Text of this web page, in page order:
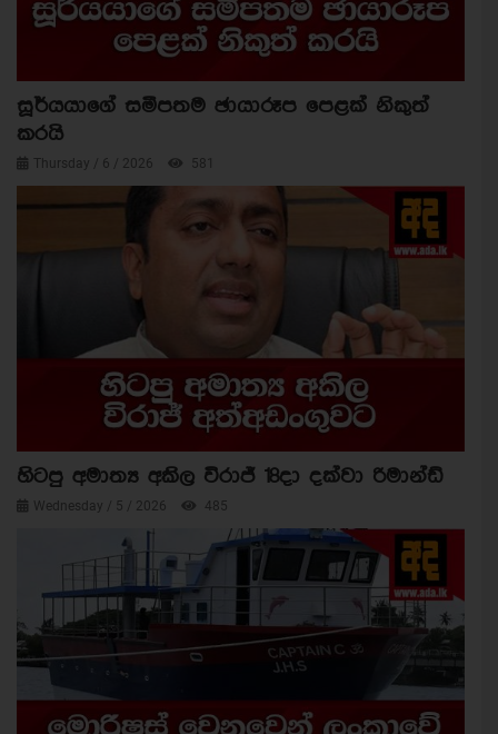
සූර්යයාගේ සමීපතම ඡායාරූප පෙළක් නිකුත්
කරයි
Thursday / 6 / 2026 581
හිටපු අමාත්‍ය අකිල විරාජ් 18දා දක්වා රිමාන්ඩ්
Wednesday / 5 / 2026 485